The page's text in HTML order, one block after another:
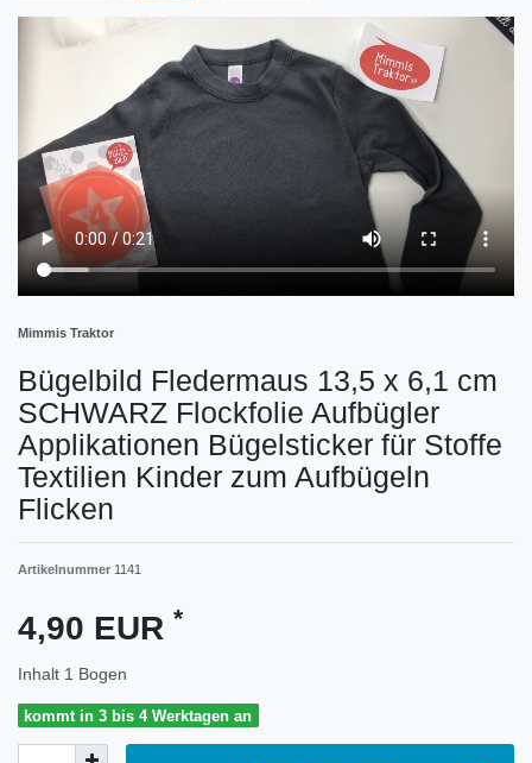
Mimmis Traktor
Bügelbild Fledermaus 13,5 x 6,1 cm
SCHWARZ Flockfolie Aufbügler
Applikationen Bügelsticker für Stoffe
Textilien Kinder zum Aufbügeln
Flicken
Artikelnummer 1141
4,90 EUR *
Inhalt 1 Bogen
kommt in 3 bis 4 Werktagen an